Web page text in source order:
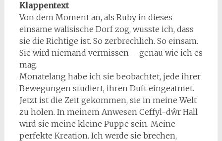
Klappentext
Von dem Moment an, als Ruby in dieses
einsame walisische Dorf zog, wusste ich, dass
sie die Richtige ist. So zerbrechlich. So einsam.
Sie wird niemand vermissen – genau wie ich es
mag.
Monatelang habe ich sie beobachtet, jede ihrer
Bewegungen studiert, ihren Duft eingeatmet.
Jetzt ist die Zeit gekommen, sie in meine Welt
zu holen. In meinem Anwesen Ceffyl-dŵr Hall
wird sie meine kleine Puppe sein. Meine
perfekte Kreation. Ich werde sie brechen,